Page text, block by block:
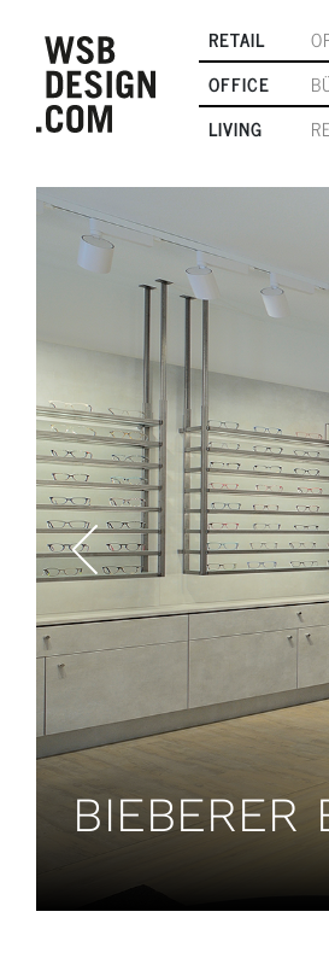
RETAIL
OFFICE
LIVING
BIEBERER